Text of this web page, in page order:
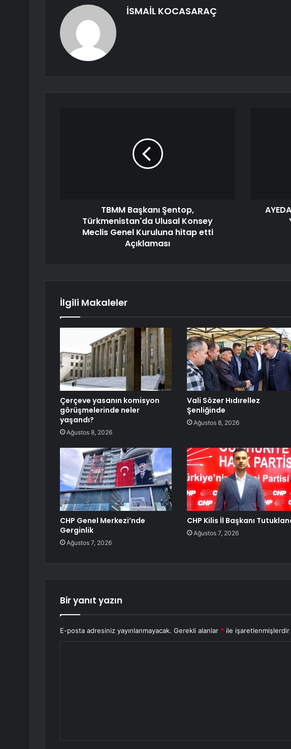
İSMAİL KOCASARAÇ
TBMM Başkanı Şentop,
Türkmenistan'da Ulusal Konsey
Meclis Genel Kuruluna hitap etti
Açıklaması
İlgili Makaleler
Çerçeve yasanın komisyon
görüşmelerinde neler
yaşandı?
Ağustos 8, 2026
Vali Sözer Hıdırellez
Şenliğinde
Ağustos 8, 2026
CHP Genel Merkezi’nde
Gerginlik
Ağustos 7, 2026
CHP Kilis İl Başkanı
Ağustos 7, 2026
Bir yanıt yazın
E-posta adresiniz yayınlanmayacak. Gerekli alanlar * ile işaretlenmişlerdir